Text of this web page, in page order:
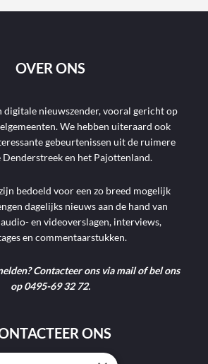
OVER ONS
digitale nieuwszender, vooral gericht op
We hebben uiteraard ook
gebeurtenissen uit de ruimere
Denderstreek en het Pajottenland.
bedoeld voor een zo breed mogelijk
dagelijks nieuws aan de hand van
en videoverslagen, interviews,
en commentaarstukken.
Contacteer ons via mail of bel ons
op 0495-69 32 72.
ONS